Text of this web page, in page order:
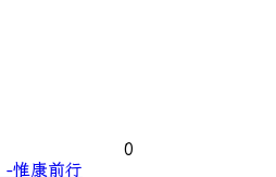
0